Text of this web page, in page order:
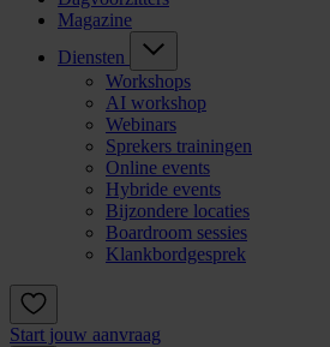
Magazine
Diensten
Workshops
AI workshop
Webinars
Sprekers trainingen
Online events
Hybride events
Bijzondere locaties
Boardroom sessies
Klankbordgesprek
Start jouw aanvraag